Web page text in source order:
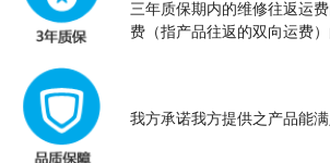
三年质保期内的维修往返运
费（指产品往返的双向运费
我方承诺我方提供之产品能